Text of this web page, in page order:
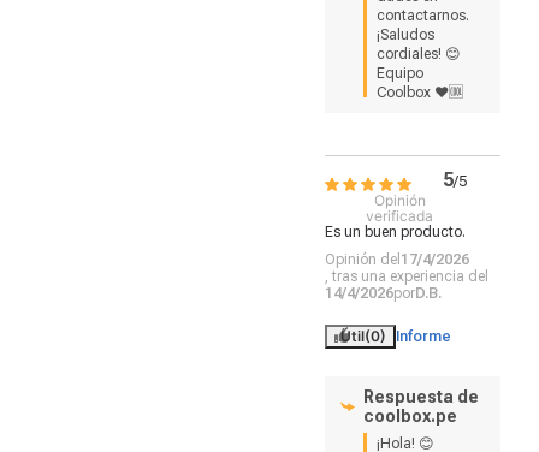
contactarnos.
¡Saludos
cordiales! 😊
Equipo
Coolbox ❤🆒
5/5
Opinión
verificada
Es un buen producto.
Opinión del 17/4/2026
, tras una experiencia del
14/4/2026porD.B.
Útil(0) Informe
Respuesta de
coolbox.pe
¡Hola! 😊